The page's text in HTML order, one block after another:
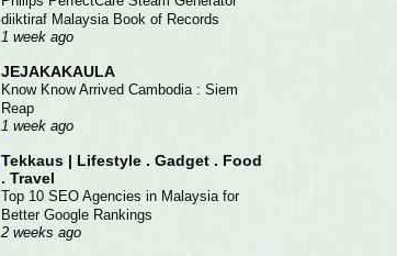
diiktiraf Malaysia Book of Records
1 week ago
JEJAKAKAULA
Know Know Arrived Cambodia : Siem
Reap
1 week ago
Tekkaus | Lifestyle . Gadget . Food
. Travel
Top 10 SEO Agencies in Malaysia for
Better Google Rankings
2 weeks ago